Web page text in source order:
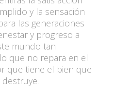
y la sensación
las generaciones
y progreso a
mundo tan
que no repara en el
que tiene el bien que